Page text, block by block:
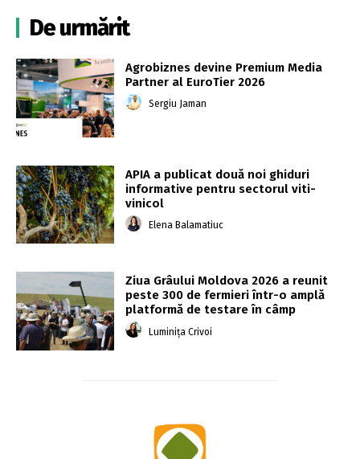
De urmărit
Agrobiznes devine Premium Media
Partner al EuroTier 2026
Sergiu Jaman
APIA a publicat două noi ghiduri
informative pentru sectorul viti-
vinicol
Elena Balamatiuc
Ziua Grâului Moldova 2026 a reunit
peste 300 de fermieri într-o amplă
platformă de testare în câmp
Luminița Crivoi